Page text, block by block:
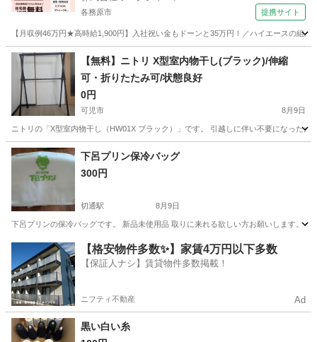
各務原市 提携サイト
【月収例46万円★高時給1,900円】入社祝い金もドーンと35万円！／ハイエースの組
岐阜 各務原市 その他
【無料】ニトリ X型室内物干し(ブラック)/伸縮
可・折りたたみ可/状態良好
0円
可児市 8月9日
ニトリの「X型室内物干し（HW01X ブラック）」です。 引越しに伴い不要になったた
岐阜 可児市 洗濯用品
下呂プリン保冷バッグ
300円
切通駅 8月9日
下呂プリンの保冷バッグです。 新品未使用品 取りに来れる欲しい方お願いします。
岐阜市 切通駅 その他
【格安物件多数✨】家賃4万円以下多数
【保証人ナシ】賃貸物件多数掲載！
ニフティ不動産 Ad
黒い白い糸